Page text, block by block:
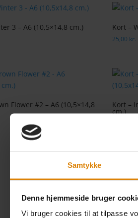
Samtykke
Denne hjemmeside bruger
Vi bruger cookies til at tilpasse
3 – A6 (10,5×14,8 cm.) Kort –
25,00 kr.
Flower #2 – A6 (10,5×14,8 Kort –
cm.)